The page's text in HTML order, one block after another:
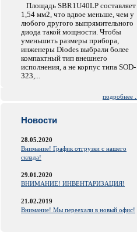
Площадь SBR1U40LP составляет
1,54 мм2, что вдвое меньше, чем у
любого другого выпрямительного
диода такой мощности. Чтобы
уменьшить размеры прибора,
инженеры Diodes выбрали более
компактный тип внешнего
исполнения, а не корпус типа SOD-
323,...
подробнее ...
Новости
28.05.2020
Внимание! График отгрузки с нашего
склада!
29.01.2020
ВНИМАНИЕ! ИНВЕНТАРИЗАЦИЯ!
21.02.2019
Внимание! Мы переехали в новый офис!